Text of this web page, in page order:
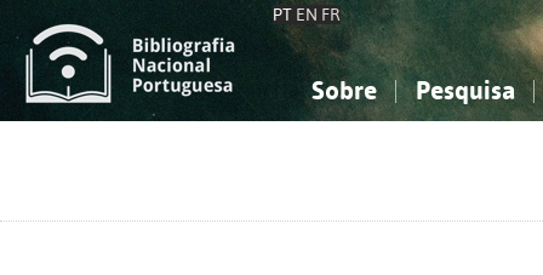
PT EN FR
Sobre Pesquisa